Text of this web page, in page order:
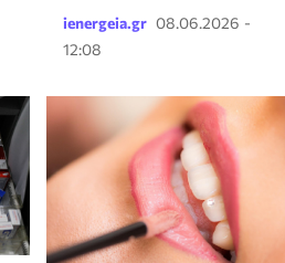
ienergeia.gr 08.06.2026 -
12:08